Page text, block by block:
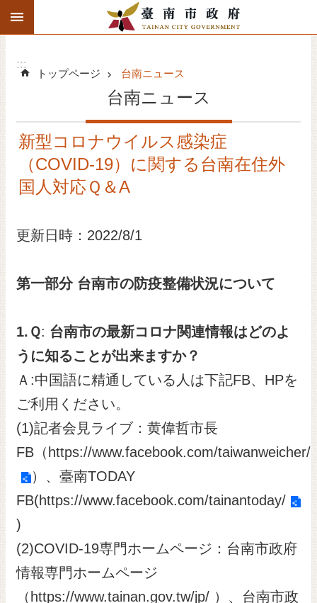
メインのコンテンツブロックにジャンプする
検
な
台南ニュース
関連活動スケジュール
観光旅行
ビジネス投資
リンク
页
English
市
政
府
繁
体
版
:::
トップページ 台南ニュース
台南ニュース
新型コロナウイルス感染症
（COVID‐19）に関する台南在住外
国人対応Ｑ＆A
更新日時：2022/8/1
第一部分 台南市の防疫整備状況について
1. Ｑ: 台南市の最新コロナ関連情報はどのよ
うに知ることが出来ますか？
Ａ:中国語に精通している人は下記FB、HPを
ご利用ください。
(1)記者会見ライブ：黄偉哲市長
FB（ https://www.facebook.com/taiwanweicher/
）、臺南TODAY
FB(https://www.facebook.com/tainantoday/
)
(2)COVID-19専門ホームページ：台南市政府
情報専門ホームページ
（ https://www.tainan.gov.tw/jp/ ）、台南市政